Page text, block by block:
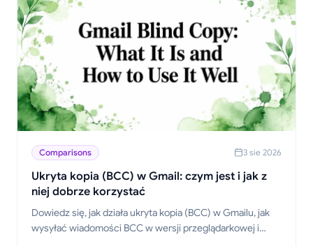
Comparisons 3 sie 2026
Ukryta kopia (BCC) w Gmail: czym jest i jak z
niej dobrze korzystać
Dowiedz się, jak działa ukryta kopia (BCC) w Gmailu, jak
wysyłać wiadomości BCC w wersji przeglądarkowej i